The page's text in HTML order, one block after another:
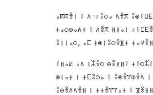
ⴰⴽⴽⴻⵏ ⵉ ⴷ-ⵢⵓⵔⴰ ⴷⴻⴳ
ⵜⴰⵔⴱⴰⵄⵜ ⵉ ⴷⴻⴳ ⵍⵍⴰⵏ
ⵓⵏⵏⴰⵔ, ⴰⵎ ⵜⵙⵏⵓⵔⴻⴼⵜ
ⵉⵍⴰⵇ ⴰⴷ ⵏⵣⴻⵔ ⴱⴻⵍⵍⵉ
ⵙⵏⴰⵜ ⵏ ⵜⵎⵓⵔⴰ ⵉ ⵓⵙⴻⴶⵀⴻⴷ
ⵓⴱⴻⴷⴷⴻⵍ ⵏ ⵜⵜⴻⴶⴶⴰⵜ ⵉ